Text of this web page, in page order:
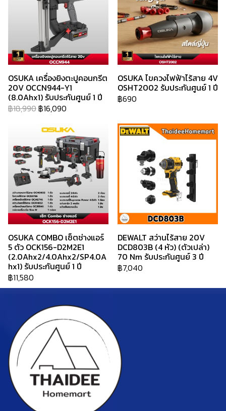
OSUKA เครื่องยิงตะปูคอนกรีต
20V OCCN944-Y1
(8.0Ahx1) รับประกันศูนย์ 1 ปี
฿18,990฿16,090
OSUKA ไขควงไฟฟ้าไร้สาย 4V
OSHT2002 รับประกันศูนย์ 1 ปี
฿690
OSUKA COMBO เซ็ตช่างแอร์
5 ตัว OCK156-D2M2E1
(2.0Ahx2/4.0Ahx2/SP4.0A
hx1) รับประกันศูนย์ 1 ปี
฿11,580
DEWALT สว่านไร้สาย 20V
DCD803B (4 หัว) (ตัวเปล่า)
70 Nm รับประกันศูนย์ 3 ปี
฿7,040